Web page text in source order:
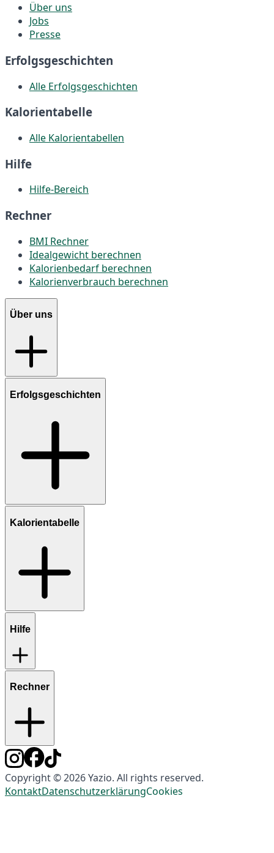
Über uns
Jobs
Presse
Erfolgsgeschichten
Alle Erfolgsgeschichten
Kalorientabelle
Alle Kalorientabellen
Hilfe
Hilfe-Bereich
Rechner
BMI Rechner
Idealgewicht berechnen
Kalorienbedarf berechnen
Kalorienverbrauch berechnen
Über uns
Erfolgsgeschichten
Kalorientabelle
Hilfe
Rechner
Copyright © 2026 Yazio. All rights reserved.
KontaktDatenschutzerklärungCookies